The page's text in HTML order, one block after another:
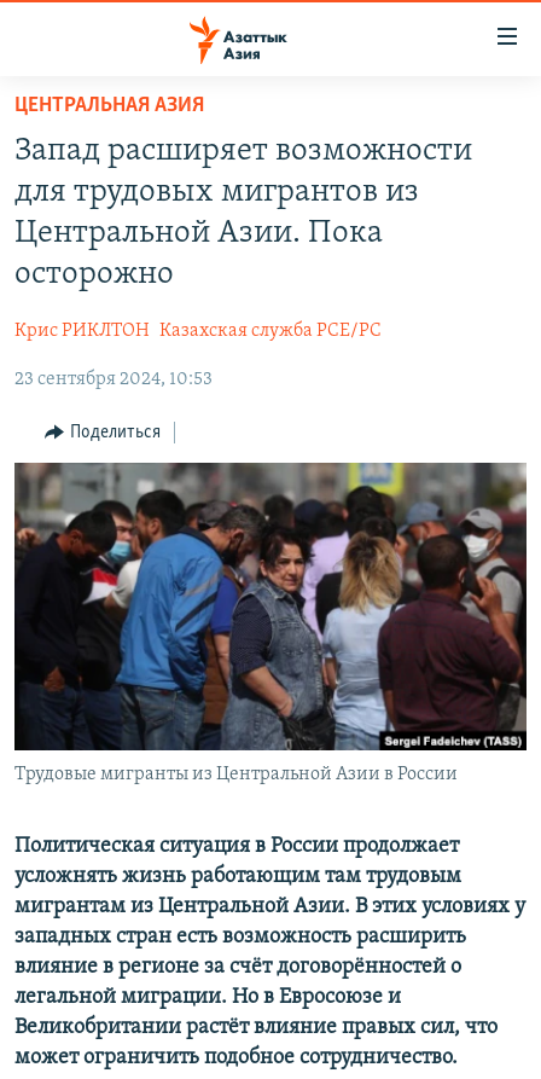
Вернуться
основному
содержанию
Вернутся
главной
Вернутся
КАЗАХСТАН
НОВОСТИ
ВОЙНА В УКРАИНЕ
ЎЗБЕКЧА
ТОҶИКӢ
TÜRKMENÇE
ПОДПИШИТЕСЬ НА НАС В СОЦСЕТЯХ
Все сайты РСЕ/РС
ЦЕНТРАЛЬНАЯ АЗИЯ
Запад расширяет возможности
для трудовых мигрантов из
Центральной Азии. Пока
осторожно
Крис РИКЛТОН Казахская служба РСЕ/РС
23 сентября 2024, 10:53
Поделиться
Трудовые мигранты из Центральной Азии в России
Политическая ситуация в России продолжает
усложнять жизнь работающим там трудовым
мигрантам из Центральной Азии. В этих условиях у
западных стран есть возможность расширить
влияние в регионе за счёт договорённостей о
легальной миграции. Но в Евросоюзе и
Великобритании растёт влияние правых сил, что
может ограничить подобное сотрудничество.